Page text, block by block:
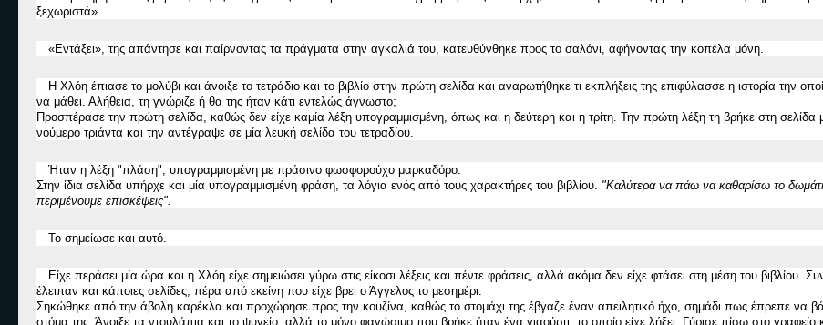
ξεχωριστά».
«Εντάξει», της απάντησε και παίρνοντας τα πράγματα στην αγκαλιά του, κατευθύνθηκε προς το σαλόνι, αφήνοντας την κοπέλα μόνη.
Η Χλόη έπιασε το μολύβι και άνοιξε το τετράδιο και το βιβλίο στην πρώτη σελίδα και αναρωτήθηκε τι εκπλήξεις της επιφύλασσε η ιστορία την
να μάθει. Αλήθεια, τη γνώριζε ή θα της ήταν κάτι εντελώς άγνωστο;
Προσπέρασε την πρώτη σελίδα, καθώς δεν είχε καμία λέξη υπογραμμισμένη, όπως και η δεύτερη και η τρίτη. Την πρώτη λέξη τη βρήκε στη σελίδα
νούμερο τριάντα και την αντέγραψε σε μία λευκή σελίδα του τετραδίου.
Ήταν η λέξη "πλάση", υπογραμμισμένη με πράσινο φωσφορούχο μαρκαδόρο.
Στην ίδια σελίδα υπήρχε και μία υπογραμμισμένη φράση, τα λόγια ενός από τους χαρακτήρες του βιβλίου. "Καλύτερα να πάω να καθαρίσω το
περιμένουμε επισκέψεις".
Το σημείωσε και αυτό.
Είχε περάσει μία ώρα και η Χλόη είχε σημειώσει γύρω στις είκοσι λέξεις και πέντε φράσεις, αλλά ακόμα δεν είχε φτάσει στη μέση του βιβλίου.
έλειπαν και κάποιες σελίδες, πέρα από εκείνη που είχε βρει ο Άγγελος το μεσημέρι.
Σηκώθηκε από την άβολη καρέκλα και προχώρησε προς την κουζίνα, καθώς το στομάχι της έβγαζε έναν απειλητικό ήχο, σημάδι πως έπρεπε να
στόμα της. Άνοιξε τα ντουλάπια και το ψυγείο, αλλά το μόνο φαγώσιμο που βρήκε ήταν ένα γιαούρτι, το οποίο είχε λήξει. Γύρισε πίσω στο γραφείο